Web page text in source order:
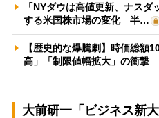
「NYダウは高値更新、ナス
する米国株市場の変化 半…
【歴史的な爆騰劇】時価総額
高」「制限値幅拡大」の衝
大前研一「ビジネス新